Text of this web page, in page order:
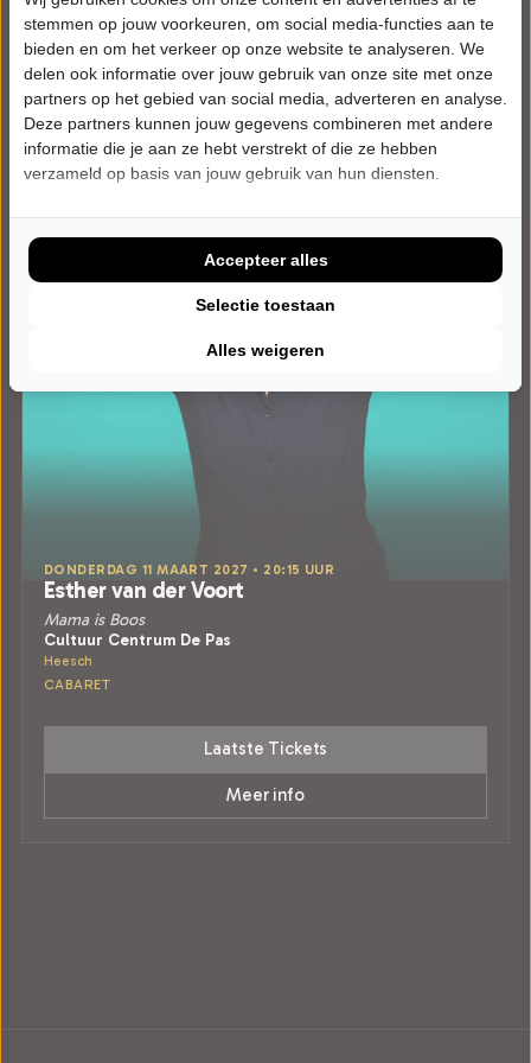
DONDERDAG 11 MAART 2027 • 20:15 UUR
Esther van der Voort
Mama is Boos
Cultuur Centrum De Pas
Heesch
CABARET
Laatste Tickets
Meer info
stemmen op jouw voorkeuren, om social media-functies aan te
bieden en om het verkeer op onze website te analyseren. We
delen ook informatie over jouw gebruik van onze site met onze
partners op het gebied van social media, adverteren en analyse.
Deze partners kunnen jouw gegevens combineren met andere
informatie die je aan ze hebt verstrekt of die ze hebben
verzameld op basis van jouw gebruik van hun diensten.
Alles weigeren
Selectie toestaan
Accepteer alles